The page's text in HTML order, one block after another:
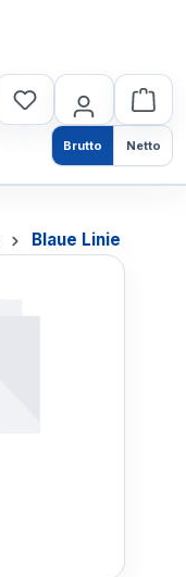
Brutto Netto
Blaue Linie